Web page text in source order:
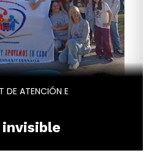
DE ATENCIÓN E